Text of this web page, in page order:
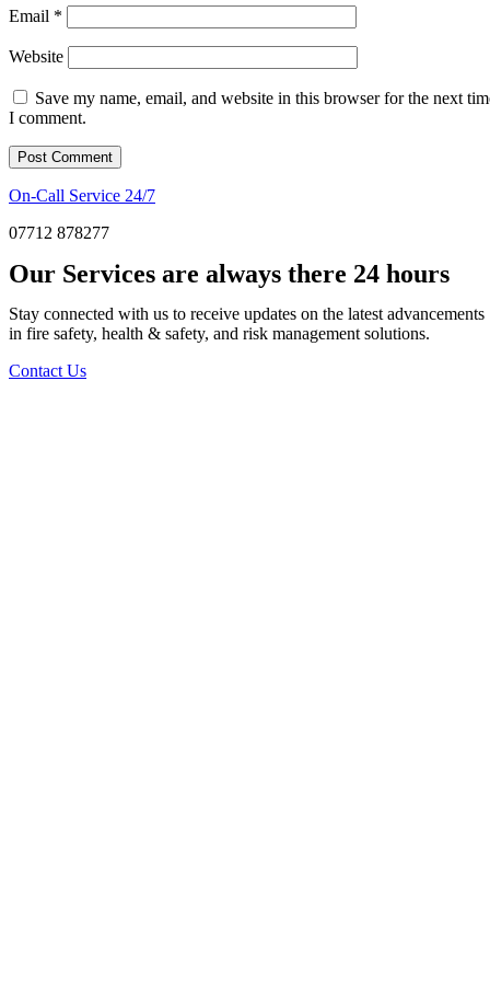
Email *
Website
Save my name, email, and website in this browser for the next
I comment.
On-Call Service 24/7
07712 878277
Our Services are always there 24 hours
Stay connected with us to receive updates on the latest advancements
in fire safety, health & safety, and risk management solutions.
Contact Us